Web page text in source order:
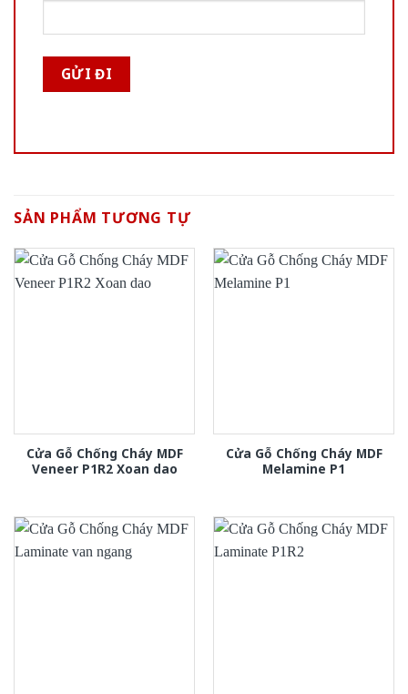
SẢN PHẨM TƯƠNG TỰ
Cửa Gỗ Chống Cháy MDF
Veneer P1R2 Xoan dao
Cửa Gỗ Chống Cháy MDF
Melamine P1